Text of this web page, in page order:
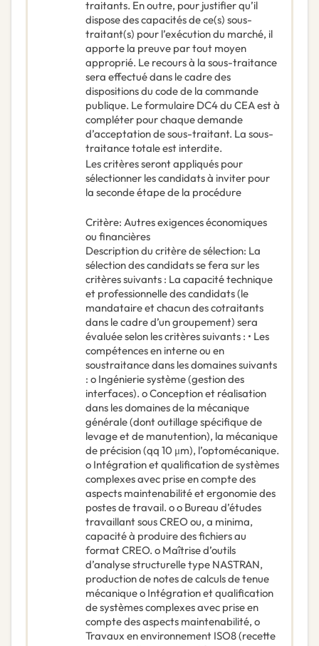
traitants. En outre, pour justifier qu’il
dispose des capacités de ce(s) sous-
traitant(s) pour l’exécution du marché, il
apporte la preuve par tout moyen
approprié. Le recours à la sous-traitance
sera effectué dans le cadre des
dispositions du code de la commande
publique. Le formulaire DC4 du CEA est à
compléter pour chaque demande
d’acceptation de sous-traitant. La sous-
traitance totale est interdite.
Les critères seront appliqués pour
sélectionner les candidats à inviter pour
la seconde étape de la procédure
Critère: Autres exigences économiques
ou financières
Description du critère de sélection: La
sélection des candidats se fera sur les
critères suivants : La capacité technique
et professionnelle des candidats (le
mandataire et chacun des cotraitants
dans le cadre d’un groupement) sera
évaluée selon les critères suivants : • Les
compétences en interne ou en
soustraitance dans les domaines suivants
: o Ingénierie système (gestion des
interfaces). o Conception et réalisation
dans les domaines de la mécanique
générale (dont outillage spécifique de
levage et de manutention), la mécanique
de précision (qq 10 μm), l’optomécanique.
o Intégration et qualification de systèmes
complexes avec prise en compte des
aspects maintenabilité et ergonomie des
postes de travail. o o Bureau d’études
travaillant sous CREO ou, a minima,
capacité à produire des fichiers au
format CREO. o Maîtrise d’outils
d’analyse structurelle type NASTRAN,
production de notes de calculs de tenue
mécanique o Intégration et qualification
de systèmes complexes avec prise en
compte des aspects maintenabilité, o
Travaux en environnement ISO8 (recette